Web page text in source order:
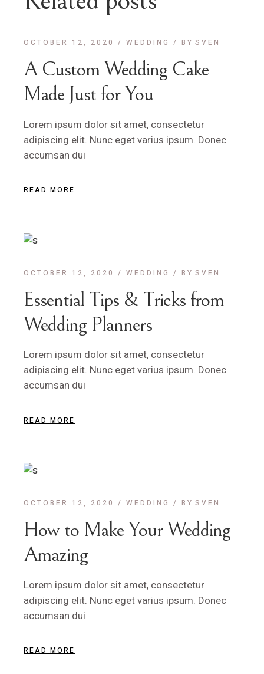
OCTOBER 12, 2020 WEDDING BY SVEN
A Custom Wedding Cake
Made Just for You
Lorem ipsum dolor sit amet, consectetur
adipiscing elit. Nunc eget varius ipsum. Donec
accumsan dui
READ MORE
OCTOBER 12, 2020 WEDDING BY SVEN
Essential Tips & Tricks from
Wedding Planners
Lorem ipsum dolor sit amet, consectetur
adipiscing elit. Nunc eget varius ipsum. Donec
accumsan dui
READ MORE
OCTOBER 12, 2020 WEDDING BY SVEN
How to Make Your Wedding
Amazing
Lorem ipsum dolor sit amet, consectetur
adipiscing elit. Nunc eget varius ipsum. Donec
accumsan dui
READ MORE